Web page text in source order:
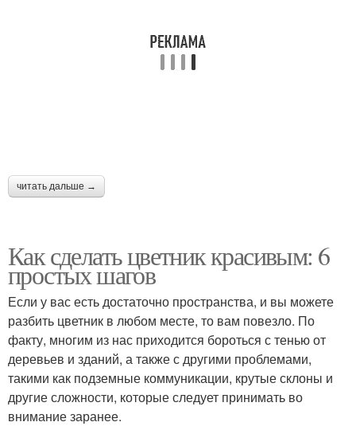
читать дальше →
Как сделать цветник красивым: 6
простых шагов
Если у вас есть достаточно пространства, и вы можете
разбить цветник в любом месте, то вам повезло. По
факту, многим из нас приходится бороться с тенью от
деревьев и зданий, а также с другими проблемами,
такими как подземные коммуникации, крутые склоны и
другие сложности, которые следует принимать во
внимание заранее.